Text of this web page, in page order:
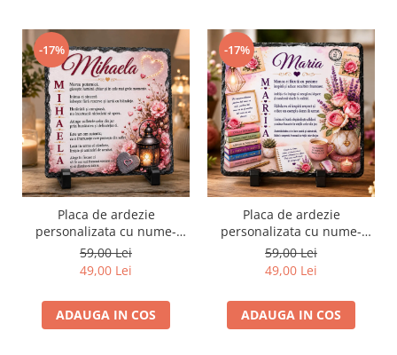
-17%
Placa de ardezie
personalizata cu nume-
Mihaela
59,00 Lei
49,00 Lei
ADAUGA IN COS
-17%
Placa de ardezie
personalizata cu nume-
Maria
59,00 Lei
49,00 Lei
ADAUGA IN COS